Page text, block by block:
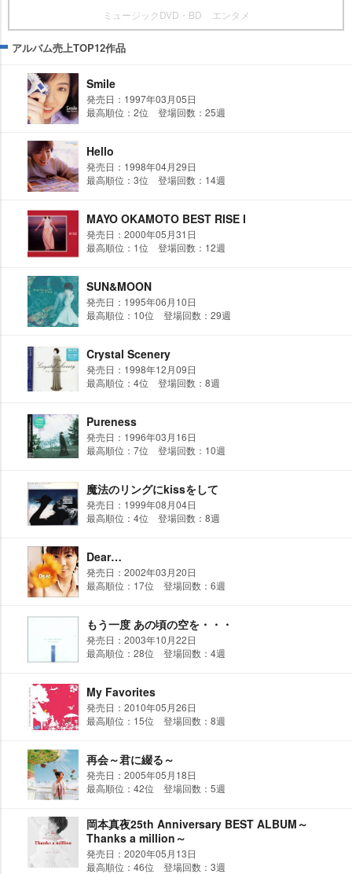
ミュージックDVD・BD
エンタメ
アルバム売上TOP12作品
Smile
発売日：1997年03月05日
最高順位：2位 登場回数：25週
Hello
発売日：1998年04月29日
最高順位：3位 登場回数：14週
MAYO OKAMOTO BEST RISE Ⅰ
発売日：2000年05月31日
最高順位：1位 登場回数：12週
SUN&MOON
発売日：1995年06月10日
最高順位：10位 登場回数：29週
Crystal Scenery
発売日：1998年12月09日
最高順位：4位 登場回数：8週
Pureness
発売日：1996年03月16日
最高順位：7位 登場回数：10週
魔法のリングにkissをして
発売日：1999年08月04日
最高順位：4位 登場回数：8週
Dear…
発売日：2002年03月20日
最高順位：17位 登場回数：6週
もう一度 あの頃の空を・・・
発売日：2003年10月22日
最高順位：28位 登場回数：4週
My Favorites
発売日：2010年05月26日
最高順位：15位 登場回数：8週
再会～君に綴る～
発売日：2005年05月18日
最高順位：42位 登場回数：5週
岡本真夜25th Anniversary BEST ALBUM～
Thanks a million～
発売日：2020年05月13日
最高順位：46位 登場回数：3週